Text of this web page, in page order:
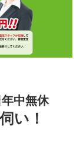
中無休
い！